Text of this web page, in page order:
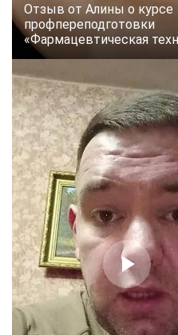
Отзыв от Алины о курсе
профпереподготовки
«Фармацевтическая
Мессенджеры
Свяжитесь с нами через
Telegram
Vkontakte
Max